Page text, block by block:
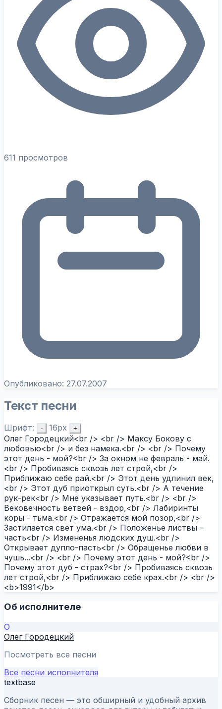
611 просмотров
Опубликовано: 27.07.2007
Текст песни
Шрифт: - 16px +
Олег Городецкий<br /> <br /> Максу Бокову с
любовью<br /> и без намека.<br /> <br /> Почему
этот день - мой?<br /> За окном не февраль - май.
<br /> Пробиваясь сквозь лет строй,<br />
Приближаю себе рай.<br /> Этот день удлинил век,
<br /> Этот дуб приоткрыл суть.<br /> А течение
рук-рек<br /> Мне указывает путь.<br /> <br />
Вековечность ветвей - вздор,<br /> Лабиринты
коры - тьма.<br /> Отражается мой позор,<br />
Застилается свет ума.<br /> Положенье листвы -
часть<br /> Измененья людских душ.<br />
Открывает дупло-пасть<br /> Обращенье любви в
чушь...<br /> <br /> Почему этот день - мой?<br />
Почему этот дуб - страх?<br /> Пробиваясь сквозь
лет строй,<br /> Приближаю себе крах.<br /> <br />
<b>1991</b>
Об исполнителе
О
Олег Городецкий
Посмотреть все песни
Все песни исполнителя
textbase
Сборник песен — это обширный и удобный архив